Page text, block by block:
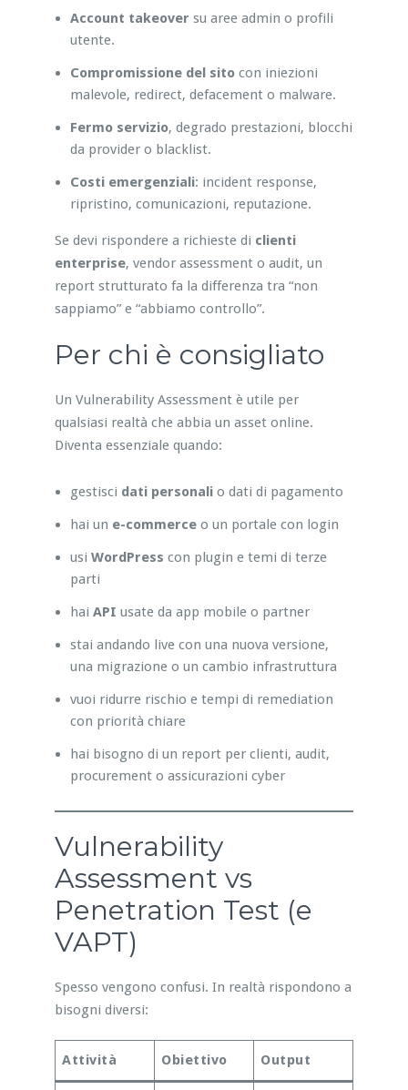
Account takeover su aree admin o profili
utente.
Compromissione del sitocon iniezioni
malevole, redirect, defacement o malware.
Fermo servizio, degrado prestazioni, blocchi
da provider o blacklist.
Costi emergenziali: incident response,
ripristino, comunicazioni, reputazione.
Se devi rispondere a richieste di clienti
enterprise, vendor assessment o audit, un
report strutturato fa la differenza tra “non
sappiamo” e “abbiamo controllo”.
Per chi è consigliato
Un Vulnerability Assessment è utile per
qualsiasi realtà che abbia un asset online.
Diventa essenziale quando:
gestisci dati personalio dati di pagamento
hai un e-commerceo un portale con login
usi WordPress con plugin e temi di terze
parti
hai API usate da app mobile o partner
stai andando live con una nuova versione,
una migrazione o un cambio infrastruttura
vuoi ridurre rischio e tempi di remediation
con priorità chiare
hai bisogno di un report per clienti, audit,
procurement o assicurazioni cyber
Vulnerability
Assessment vs
Penetration Test (e
VAPT)
Spesso vengono confusi. In realtà rispondono a
bisogni diversi:
Attività Obiettivo Output